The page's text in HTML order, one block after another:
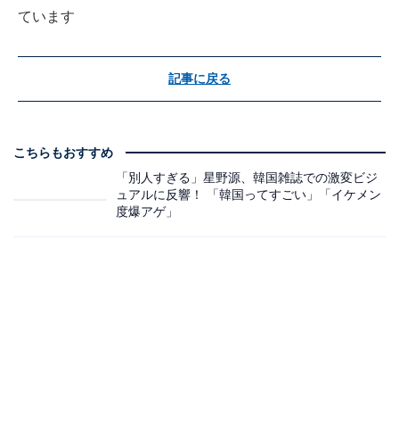
ています
記事に戻る
こちらもおすすめ
「別人すぎる」星野源、韓国雑誌での激変ビジ
ュアルに反響！ 「韓国ってすごい」「イケメン
度爆アゲ」